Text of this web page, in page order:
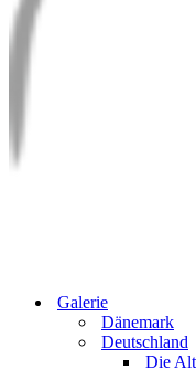
Galerie
Dänemark
Deutschland
Die